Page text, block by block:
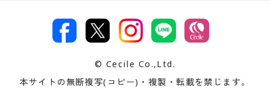
著作権・商標について 会社案内
プレゼント＆キャンペーン サイトマップ
交換・返品は お支払は
ついて
忘れの場合
© Cecile Co.,Ltd.
本サイトの無断複写(コピー)・複製・転載を禁じます。